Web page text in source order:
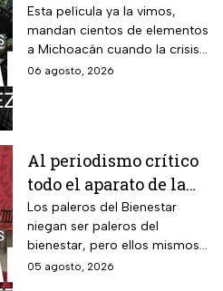
están asfixiados por la
violencia e
inseguridad
Esta película ya la vimos,
mandan cientos de elementos
a Michoacán cuando la crisis
estalló por la violencia.
06 agosto, 2026
Al periodismo crítico
todo el aparato de la
ley, mientras a los
“paleros del
bienestar”, dinero a
manos llenas
Los paleros del Bienestar
niegan ser paleros del
bienestar, pero ellos mismos
se ponen en evidencia
05 agosto, 2026